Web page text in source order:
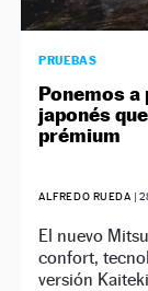
PRUEBAS
Ponemos a
japonés
prémium
ALFREDO RUEDA |
El nuevo
confort,
versión